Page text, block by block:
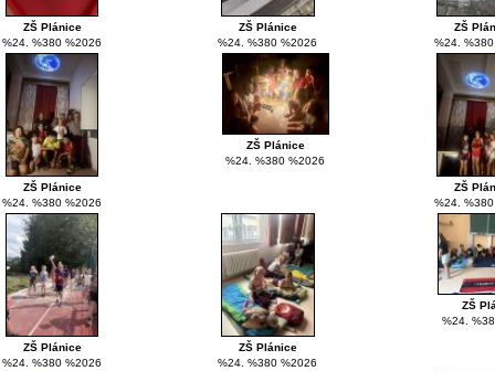
ZŠ Plánice
%24. %380 %2026
ZŠ Plánice
%24. %380 %2026
ZŠ
%24.
ZŠ Plánice
%24. %380 %2026
ZŠ Plánice
%24. %380 %2026
ZŠ
%24.
ZŠ Plánice
%24. %380 %2026
ZŠ Plánice
%24. %380 %2026
ZŠ
%24.